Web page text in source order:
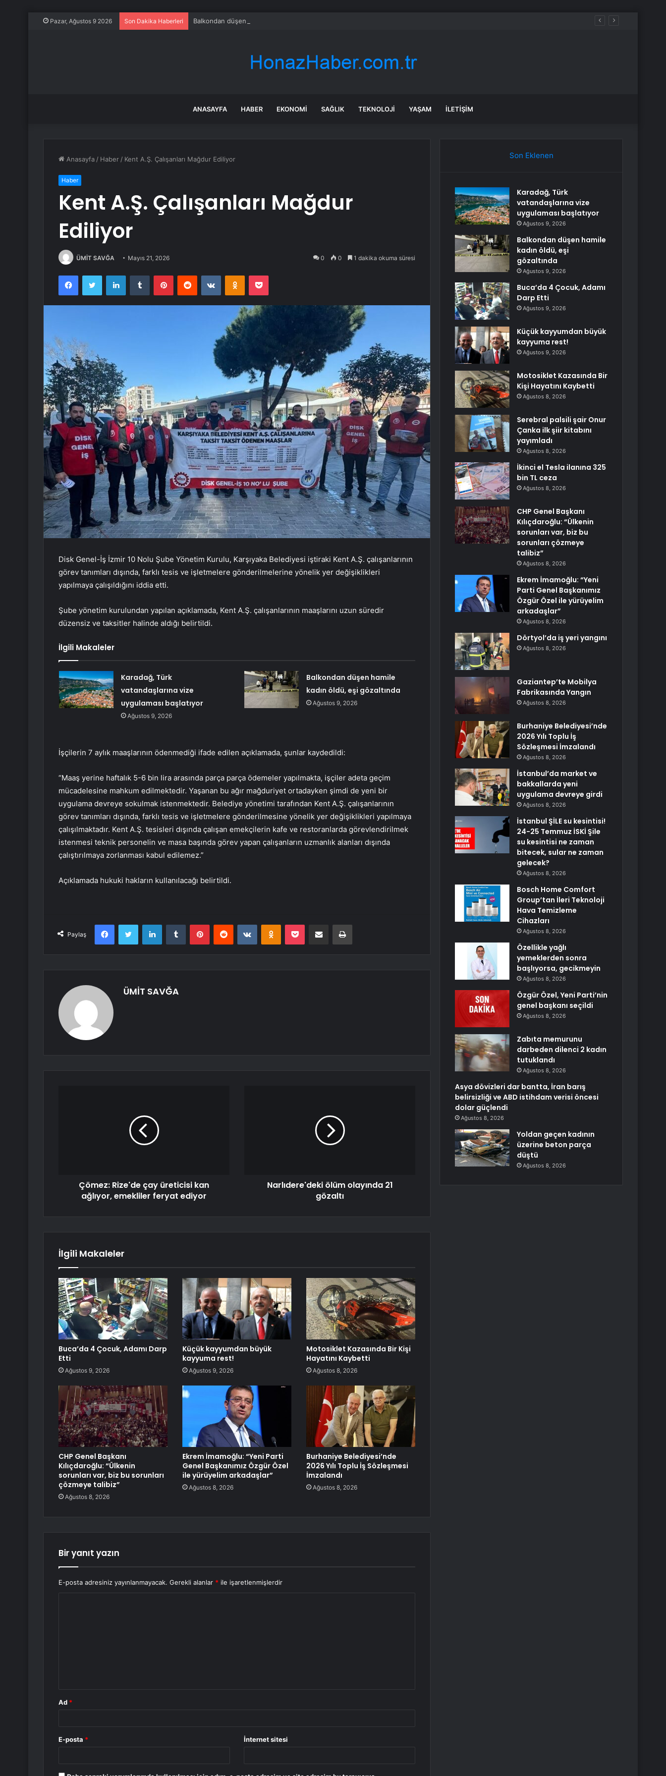
Pazar, Ağustos 9 2026 Son Dakika Haberleri Balkondan düşen hamile kadın öldü, eşi gözaltında
ANASAYFA HABER EKONOMI SAĞLIK TEKNOLOJI YAŞAM İLETIŞIM
Anasayfa / Haber / Kent A.Ş. Çalışanları Mağdur Ediliyor
Haber
Kent A.Ş. Çalışanları Mağdur
Ediliyor
ÜMİT SAVĞA Mayıs 21, 2026 0 0 1 dakika okuma süresi
FacebookTwitter LinkedInTumblr PinterestReddit VKontakteOdnoklassniki
Pocket
Disk Genel-İş İzmir 10 Nolu Şube Yönetim Kurulu, Karşıyaka Belediyesi iştiraki Kent A.Ş. çalışanlarının
görev tanımları dışında, farklı tesis ve işletmelere gönderilmelerine yönelik yer değişiklikleri
yapılmaya çalışıldığını iddia etti.
Şube yönetim kurulundan yapılan açıklamada, Kent A.Ş. çalışanlarının maaşlarını uzun süredir
düzensiz ve taksitler halinde aldığı belirtildi.
İlgili Makaleler
Karadağ, Türk
vatandaşlarına vize
uygulaması başlatıyor
Ağustos 9, 2026
Balkondan düşen hamile
kadın öldü, eşi gözaltında
Ağustos 9, 2026
İşçilerin 7 aylık maaşlarının ödenmediği ifade edilen açıklamada, şunlar kaydedildi:
“Maaş yerine haftalık 5-6 bin lira arasında parça parça ödemeler yapılmakta, işçiler adeta geçim
mücadelesine mahkum edilmektedir. Yaşanan bu ağır mağduriyet ortadayken şimdi de yeni bir
uygulama devreye sokulmak istenmektedir. Belediye yönetimi tarafından Kent A.Ş. çalışanlarının
görev tanımları dışında, farklı tesis ve işletmelere gönderilmesine yönelik yer değişiklikleri yapılmaya
çalışılmaktadır. Kent A.Ş. tesisleri dışında çalışan emekçilerin kafe ve restoranlarda görevlendirilmek
istenmesi teknik personelin ve masa başında görev yapan çalışanların uzmanlık alanları dışında
çalıştırılmaya zorlanması kabul edilemez.”
Açıklamada hukuki hakların kullanılacağı belirtildi.
Paylaş
FacebookTwitter LinkedInTumblr PinterestReddit VKontakteOdnoklassniki
Pocket E-Posta ile paylaş Yazdır
ÜMİT SAVĞA
Çömez: Rize'de çay üreticisi kan
ağlıyor, emekliler feryat ediyor
Narlıdere'deki ölüm olayında 21
gözaltı
İlgili Makaleler
Buca’da 4 Çocuk, Adamı Darp
Etti
Ağustos 9, 2026
Küçük kayyumdan büyük
kayyuma rest!
Ağustos 9, 2026
Motosiklet Kazasında Bir Kişi
Hayatını Kaybetti
Ağustos 8, 2026
CHP Genel Başkanı
Kılıçdaroğlu: “Ülkenin
sorunları var, biz bu sorunları
çözmeye talibiz”
Ağustos 8, 2026
Ekrem İmamoğlu: “Yeni Parti
Genel Başkanımız Özgür Özel
ile yürüyelim arkadaşlar”
Ağustos 8, 2026
Burhaniye Belediyesi’nde
2026 Yılı Toplu İş Sözleşmesi
İmzalandı
Ağustos 8, 2026
Bir yanıt yazın
E-posta adresiniz yayınlanmayacak. Gerekli alanlar * ile işaretlenmişlerdir
Ad *
E-posta * İnternet sitesi
Son Eklenen
Karadağ, Türk
vatandaşlarına vize
uygulaması başlatıyor
Ağustos 9, 2026
Balkondan düşen hamile
kadın öldü, eşi
gözaltında
Ağustos 9, 2026
Buca’da 4 Çocuk, Adamı
Darp Etti
Ağustos 9, 2026
Küçük kayyumdan büyük
kayyuma rest!
Ağustos 9, 2026
Motosiklet Kazasında Bir
Kişi Hayatını Kaybetti
Ağustos 8, 2026
Serebral palsili şair Onur
Çanka ilk şiir kitabını
yayımladı
Ağustos 8, 2026
İkinci el Tesla ilanına 325
bin TL ceza
Ağustos 8, 2026
CHP Genel Başkanı
Kılıçdaroğlu: “Ülkenin
sorunları var, biz bu
sorunları çözmeye
talibiz”
Ağustos 8, 2026
Ekrem İmamoğlu: “Yeni
Parti Genel Başkanımız
Özgür Özel ile yürüyelim
arkadaşlar”
Ağustos 8, 2026
Dörtyol’da iş yeri yangını
Ağustos 8, 2026
Gaziantep’te Mobilya
Fabrikasında Yangın
Ağustos 8, 2026
Burhaniye Belediyesi’nde
2026 Yılı Toplu İş
Sözleşmesi İmzalandı
Ağustos 8, 2026
İstanbul’da market ve
bakkallarda yeni
uygulama devreye girdi
Ağustos 8, 2026
İstanbul ŞİLE su kesintisi!
24-25 Temmuz İSKİ Şile
su kesintisi ne zaman
bitecek, sular ne zaman
gelecek?
Ağustos 8, 2026
Bosch Home Comfort
Group’tan İleri Teknoloji
Hava Temizleme
Cihazları
Ağustos 8, 2026
Özellikle yağlı
yemeklerden sonra
başlıyorsa, gecikmeyin
Ağustos 8, 2026
Özgür Özel, Yeni Parti’nin
genel başkanı seçildi
Ağustos 8, 2026
Zabıta memurunu
darbeden dilenci 2 kadın
tutuklandı
Ağustos 8, 2026
Asya dövizleri dar bantta, İran barış
belirsizliği ve ABD istihdam verisi öncesi
dolar güçlendi
Ağustos 8, 2026
Yoldan geçen kadının
üzerine beton parça
düştü
Ağustos 8, 2026